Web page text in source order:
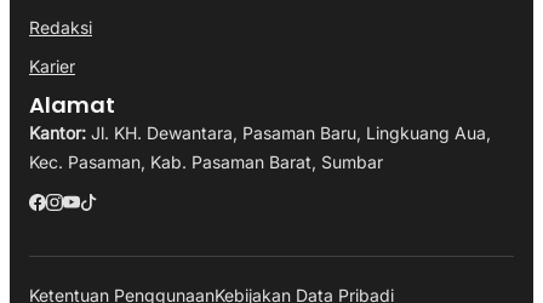
Redaksi
Karier
Alamat
Kantor: Jl. KH. Dewantara, Pasaman Baru, Lingkuang Aua,
Kec. Pasaman, Kab. Pasaman Barat, Sumbar
Ketentuan PenggunaanKebijakan Data Pribadi